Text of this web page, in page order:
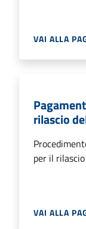
VAI ALLA
rilascio
per il
VAI ALLA